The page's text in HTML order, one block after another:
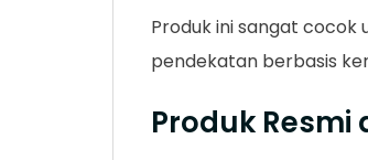
Produk ini sangat cocok
pendekatan berbasis
Produk Resmi